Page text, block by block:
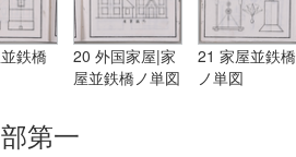
鉄橋
20 外国家屋|家
屋並鉄橋ノ単図
21 家屋並鉄橋
ノ単図
第一